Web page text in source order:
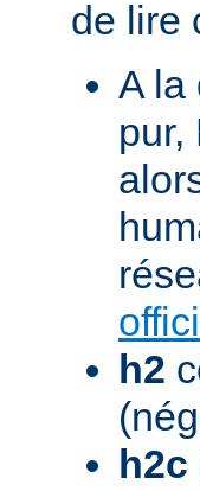
de lire
A la
pur,
h2
h2c